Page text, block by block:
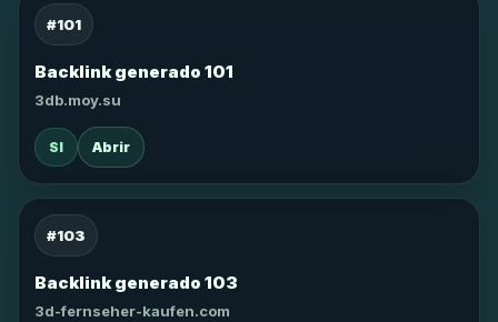
#101
Backlink generado 101
3db.moy.su
SI Abrir
#103
Backlink generado 103
3d-fernseher-kaufen.com